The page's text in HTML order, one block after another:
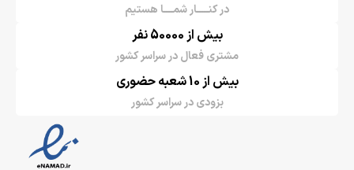
در کنـــــار شمــــا هستیم
بیش از 50000 نفر
مشتری فعال در سراسر کشور
بیش از 10 شعبه حضوری
بزودی در سراسر کشور